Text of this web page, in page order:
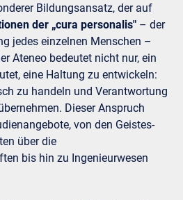
Bildungsansatz, der auf
der „cura personalis" – der
jedes einzelnen Menschen –
Ateneo bedeutet nicht nur, ein
eine Haltung zu entwickeln:
zu handeln und Verantwortung
Dieser Anspruch
von den Geistes-
über die
bis hin zu Ingenieurwesen